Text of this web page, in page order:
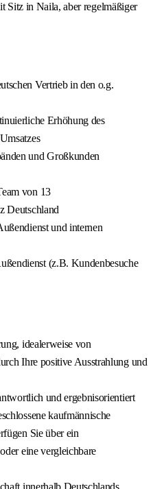
Sitz in Naila, aber regelmäßiger
Vertrieb in den o.g.
Erhöhung des
und Großkunden
von 13
Deutschland
und internen
(z.B. Kundenbesuche
idealerweise von
Ihre positive Ausstrahlung und
und ergebnisorientiert
kaufmännische
Sie über ein
eine vergleichbare